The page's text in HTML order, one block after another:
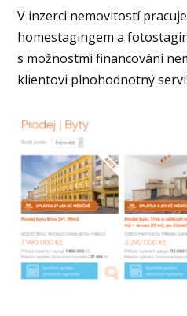
V inzerci nemovitostí
homestagingem a
s možnostmi financování
klientovi plnohodnotný